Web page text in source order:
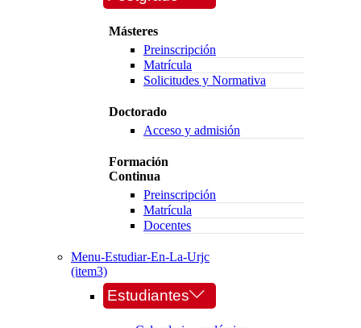
Másteres
Preinscripción
Matrícula
Solicitudes y Normativa
Doctorado
Acceso y admisión
Formación
Continua
Preinscripción
Matrícula
Docentes
Menu-Estudiar-En-La-Urjc
(item3)
Estudiantes